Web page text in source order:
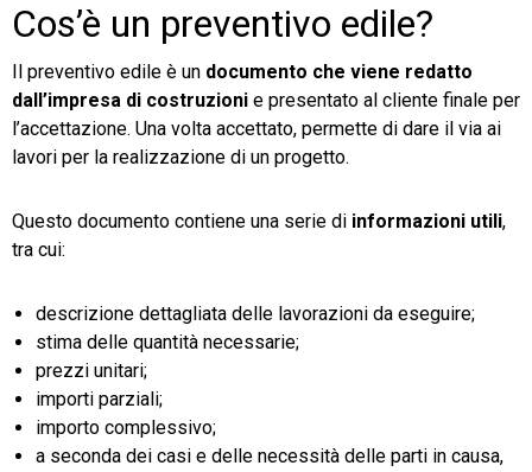
Cos’è un preventivo edile?
Il preventivo edile è un documento che viene redatto
dall’impresa di costruzioni e presentato al cliente finale per
l’accettazione. Una volta accettato, permette di dare il via ai
lavori per la realizzazione di un progetto.
Questo documento contiene una serie di informazioni utili,
tra cui:
descrizione dettagliata delle lavorazioni da eseguire;
stima delle quantità necessarie;
prezzi unitari;
importi parziali;
importo complessivo;
a seconda dei casi e delle necessità delle parti in causa,